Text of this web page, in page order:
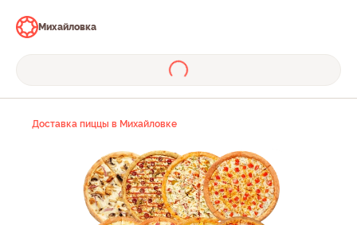
Михайловка
Доставка пиццы в Михайловке